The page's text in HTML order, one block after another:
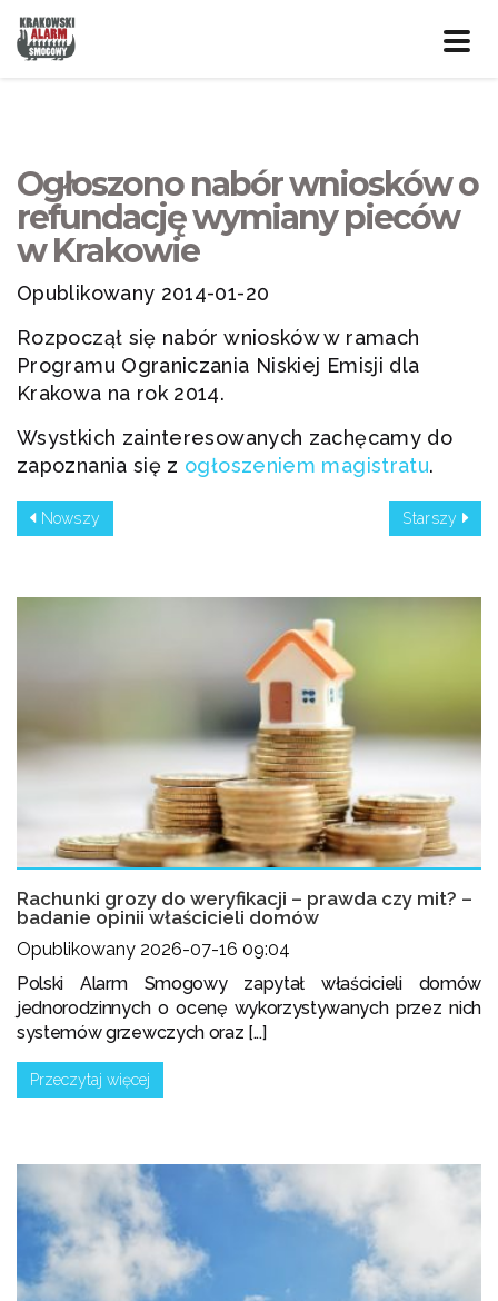
Ogłoszono nabór wniosków o
refundację wymiany pieców
w Krakowie
Opublikowany 2014-01-20
Rozpoczął się nabór wniosków w ramach
Programu Ograniczania Niskiej Emisji dla
Krakowa na rok 2014.
Wsystkich zainteresowanych zachęcamy do
zapoznania się z ogłoszeniem magistratu.
Nowszy Starszy
Rachunki grozy do weryfikacji – prawda czy mit? –
badanie opinii właścicieli domów
Opublikowany 2026-07-16 09:04
Polski Alarm Smogowy zapytał właścicieli domów
jednorodzinnych o ocenę wykorzystywanych przez nich
systemów grzewczych oraz [...]
Przeczytaj więcej